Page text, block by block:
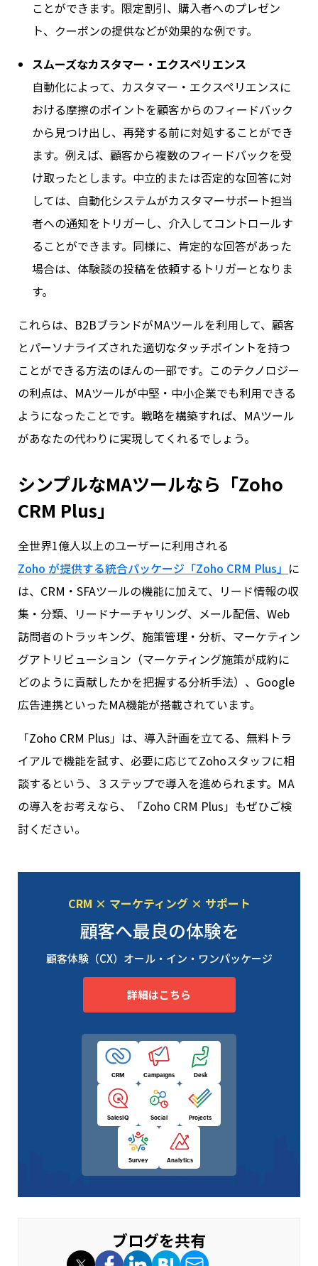
ことができます。限定割引、購入者へのプレゼン
ト、クーポンの提供などが効果的な例です。
スムーズなカスタマー・エクスペリエンス
自動化によって、カスタマー・エクスペリエンスに
おける摩擦のポイントを顧客からのフィードバック
から見つけ出し、再発する前に対処することができ
ます。例えば、顧客から複数のフィードバックを受
け取ったとします。中立的または否定的な回答に対
しては、自動化システムがカスタマーサポート担当
者への通知をトリガーし、介入してコントロールす
ることができます。同様に、肯定的な回答があった
場合は、体験談の投稿を依頼するトリガーとなりま
す。
これらは、B2BブランドがMAツールを利用して、顧客
とパーソナライズされた適切なタッチポイントを持つ
ことができる方法のほんの一部です。このテクノロジー
の利点は、MAツールが中堅・中小企業でも利用できる
ようになったことです。戦略を構築すれば、MAツール
があなたの代わりに実現してくれるでしょう。
シンプルなMAツールなら「Zoho
CRM Plus」
全世界1億人以上のユーザーに利用される
Zoho が提供する統合パッケージ「Zoho CRM Plus」 に
は、CRM・SFAツールの機能に加えて、リード情報の収
集・分類、リードナーチャリング、メール配信、Web
訪問者のトラッキング、施策管理・分析、マーケティン
グアトリビューション（マーケティング施策が成約に
どのように貢献したかを把握する分析手法）、Google
広告連携といったMA機能が搭載されています。
「Zoho CRM Plus」は、導入計画を立てる、無料トラ
イアルで機能を試す、必要に応じてZohoスタッフに相
談するという、３ステップで導入を進められます。MA
の導入をお考えなら、「Zoho CRM Plus」もぜひご検
討ください。
CRM × マーケティング × サポート
顧客へ最良の体験を
顧客体験（CX）オール・イン・ワンパッケージ
詳細はこちら
CRM Campaigns Desk
SalesIQ Social Projects
Survey Analytics
ブログを共有